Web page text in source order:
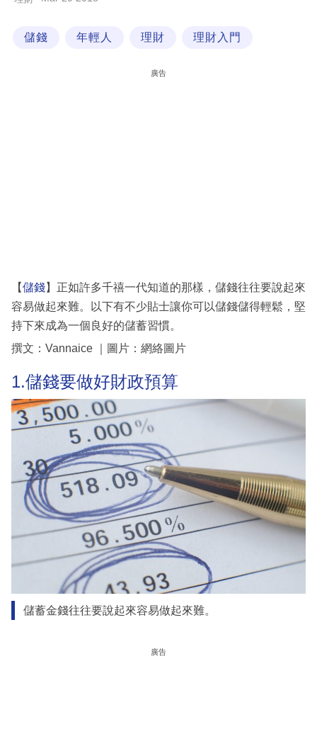
區
儲錢 年輕人 理財 理財入門
廣告
【儲錢】正如許多千禧一代知道的那樣，儲錢往往要說起來
容易做起來難。以下有不少貼士讓你可以儲錢儲得輕鬆，堅
持下來成為一個良好的儲蓄習慣。
撰文：Vannaice ｜圖片：網絡圖片
1.儲錢要做好財政預算
儲蓄金錢往往要說起來容易做起來難。
廣告